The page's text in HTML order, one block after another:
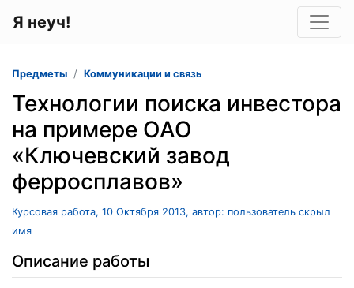
Я неуч!
Предметы Коммуникации и связь
Технологии поиска инвестора
на примере ОАО
«Ключевский завод
ферросплавов»
Курсовая работа, 10 Октября 2013, автор: пользователь скрыл
имя
Описание работы